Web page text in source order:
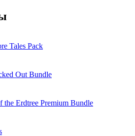
Tales Pack
Out Bundle
Erdtree Premium Bundle